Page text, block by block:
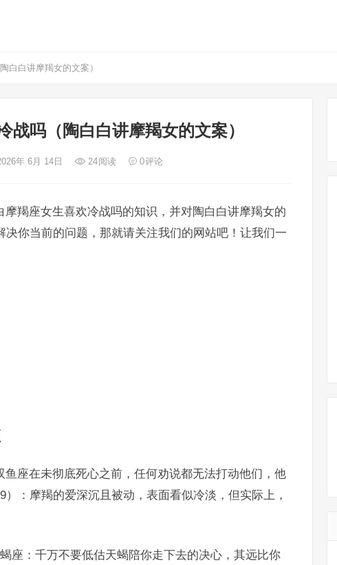
白白讲摩羯女的文案）
战吗（陶白白讲摩羯女的文案）
年 6月 14日 24阅读 0评论
羯座女生喜欢冷战吗的知识，并对陶白白讲摩羯女的
你当前的问题，那就请关注我们的网站吧！让我们一
座在未彻底死心之前，任何劝说都无法打动他们，他
：摩羯的爱深沉且被动，表面看似冷淡，但实际上，
座：千万不要低估天蝎陪你走下去的决心，其远比你